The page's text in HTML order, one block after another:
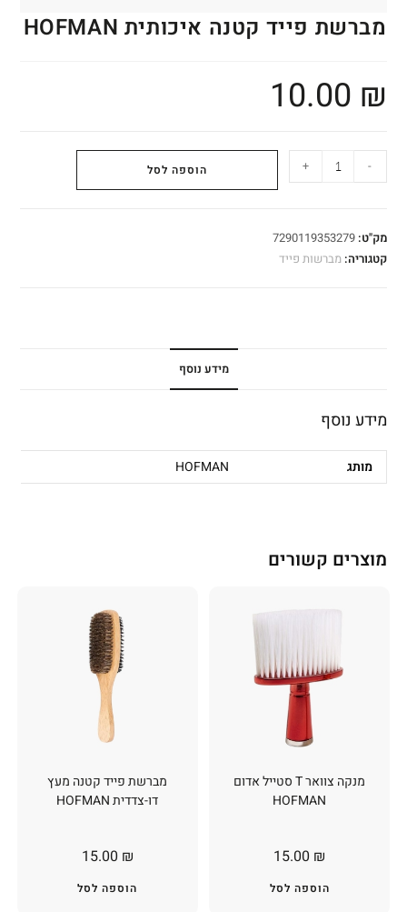
מברשת פייד קטנה איכותית HOFMAN
10.00 ₪
-
+ הוספה לסל
מק"ט:7290119353279
קטגוריה:מברשות פייד
מידע נוסף
מידע נוסף
מותג HOFMAN
מוצרים קשורים
מברשת פייד קטנה מעץ
דו-צדדית HOFMAN
15.00 ₪
הוספה לסל
מנקה צוואר T סטייל אדום
HOFMAN
15.00 ₪
הוספה לסל